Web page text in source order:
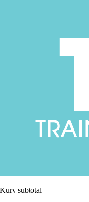
Kurv subtotal